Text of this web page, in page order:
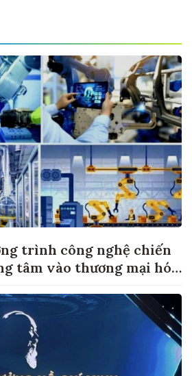
trình công nghệ chiến
tâm vào thương mại hóa